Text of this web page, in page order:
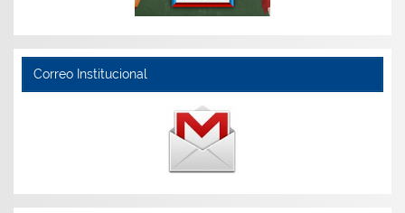
Correo Institucional